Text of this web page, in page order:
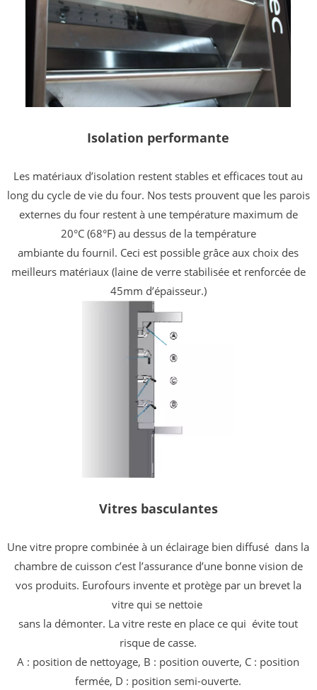
Isolation performante
Les matériaux d’isolation restent stables et efficaces tout au
long du cycle de vie du four. Nos tests prouvent que les parois
externes du four restent à une température maximum de
20°C (68°F) au dessus de la température
ambiante du fournil. Ceci est possible grâce aux choix des
meilleurs matériaux (laine de verre stabilisée et renforcée de
45mm d’épaisseur.)
Vitres basculantes
Une vitre propre combinée à un éclairage bien diffusé dans la
chambre de cuisson c’est l’assurance d’une bonne vision de
vos produits. Eurofours invente et protège par un brevet la
vitre qui se nettoie
sans la démonter. La vitre reste en place ce quiévite tout
risque de casse.
A : position de nettoyage, B : position ouverte, C : position
fermée, D : position semi-ouverte.